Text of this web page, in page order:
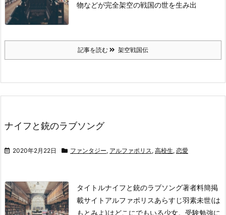
物などが完全架空の戦国の世を生み出
記事を読む 架空戦国伝
ナイフと銃のラブソング
2020年2月22日 ファンタジー, アルファポリス, 高校生, 恋愛
タイトルナイフと銃のラブソング著者料簡掲
載サイト アルファポリスあらすじ羽素未世(は
もとみよ)はどこにでもいる少女。受験勉強に